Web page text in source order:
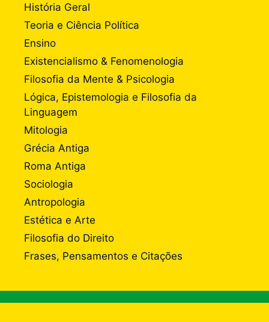
História Geral
Teoria e Ciência Política
Ensino
Existencialismo & Fenomenologia
Filosofia da Mente & Psicologia
Lógica, Epistemologia e Filosofia da
Linguagem
Mitologia
Grécia Antiga
Roma Antiga
Sociologia
Antropologia
Estética e Arte
Filosofia do Direito
Frases, Pensamentos e Citações